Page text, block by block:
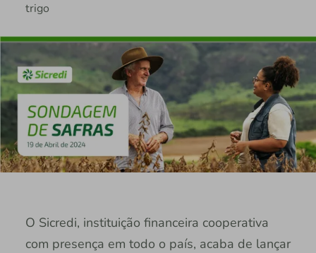
trigo
O Sicredi, instituição financeira cooperativa
com presença em todo o país, acaba de lançar